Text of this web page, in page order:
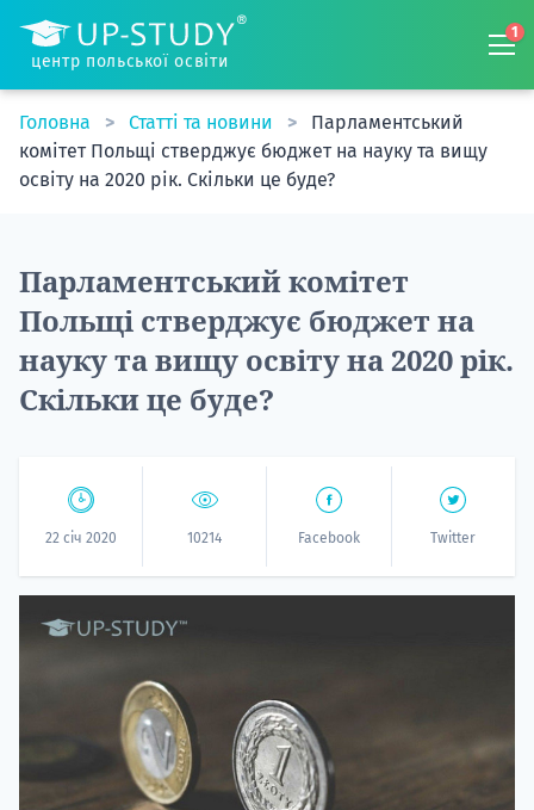
центр польської освіти
1
Головна Статті та новини
Парламентський
комітет Польщі стверджує бюджет на науку та вищу
освіту на 2020 рік. Скільки це буде?
Парламентський комітет
Польщі стверджує бюджет на
науку та вищу освіту на 2020 рік.
Скільки це буде?
22 січ 2020 10214 Facebook Twitter
"Навчання